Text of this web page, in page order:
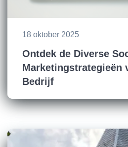
18 oktober 2025
Ontdek de Diverse
Marketingstrategieën
Bedrijf